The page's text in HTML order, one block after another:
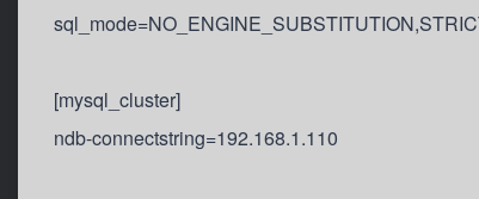
[mysql_cluster]
ndb-connectstring=192.168.1.110